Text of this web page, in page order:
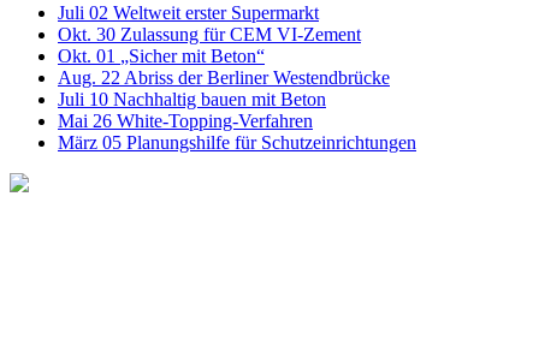
Juli 02 Weltweit erster Supermarkt
Okt. 30 Zulassung für CEM VI-Zement
Okt. 01 „Sicher mit Beton“
Aug. 22 Abriss der Berliner Westendbrücke
Juli 10 Nachhaltig bauen mit Beton
Mai 26 White-Topping-Verfahren
März 05 Planungshilfe für Schutzeinrichtungen